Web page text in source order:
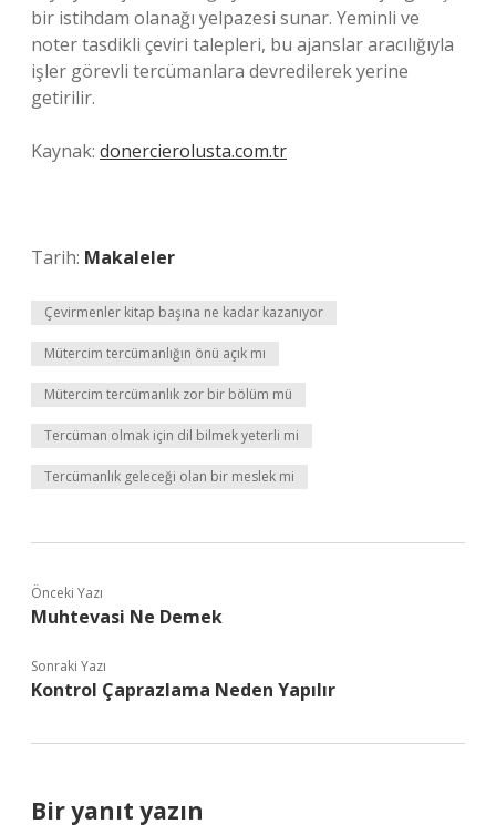
bir istihdam olanağı yelpazesi sunar. Yeminli ve
noter tasdikli çeviri talepleri, bu ajanslar aracılığıyla
işler görevli tercümanlara devredilerek yerine
getirilir.
Kaynak: donercierolusta.com.tr
Tarih: Makaleler
Çevirmenler kitap başına ne kadar kazanıyor
Mütercim tercümanlığın önü açık mı
Mütercim tercümanlık zor bir bölüm mü
Tercüman olmak için dil bilmek yeterli mi
Tercümanlık geleceği olan bir meslek mi
Önceki Yazı
Muhtevasi Ne Demek
Sonraki Yazı
Kontrol Çaprazlama Neden Yapılır
Bir yanıt yazın